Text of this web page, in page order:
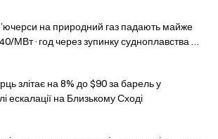
на природний газ падають майже
МВт·год через зупинку судноплавства в
злітає на 8% до $90 за барель у
ескалації на Близькому Сході